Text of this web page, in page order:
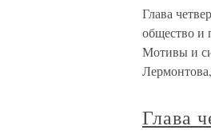
Глава
общество и
Мотивы и
Лермонтова,
Глава